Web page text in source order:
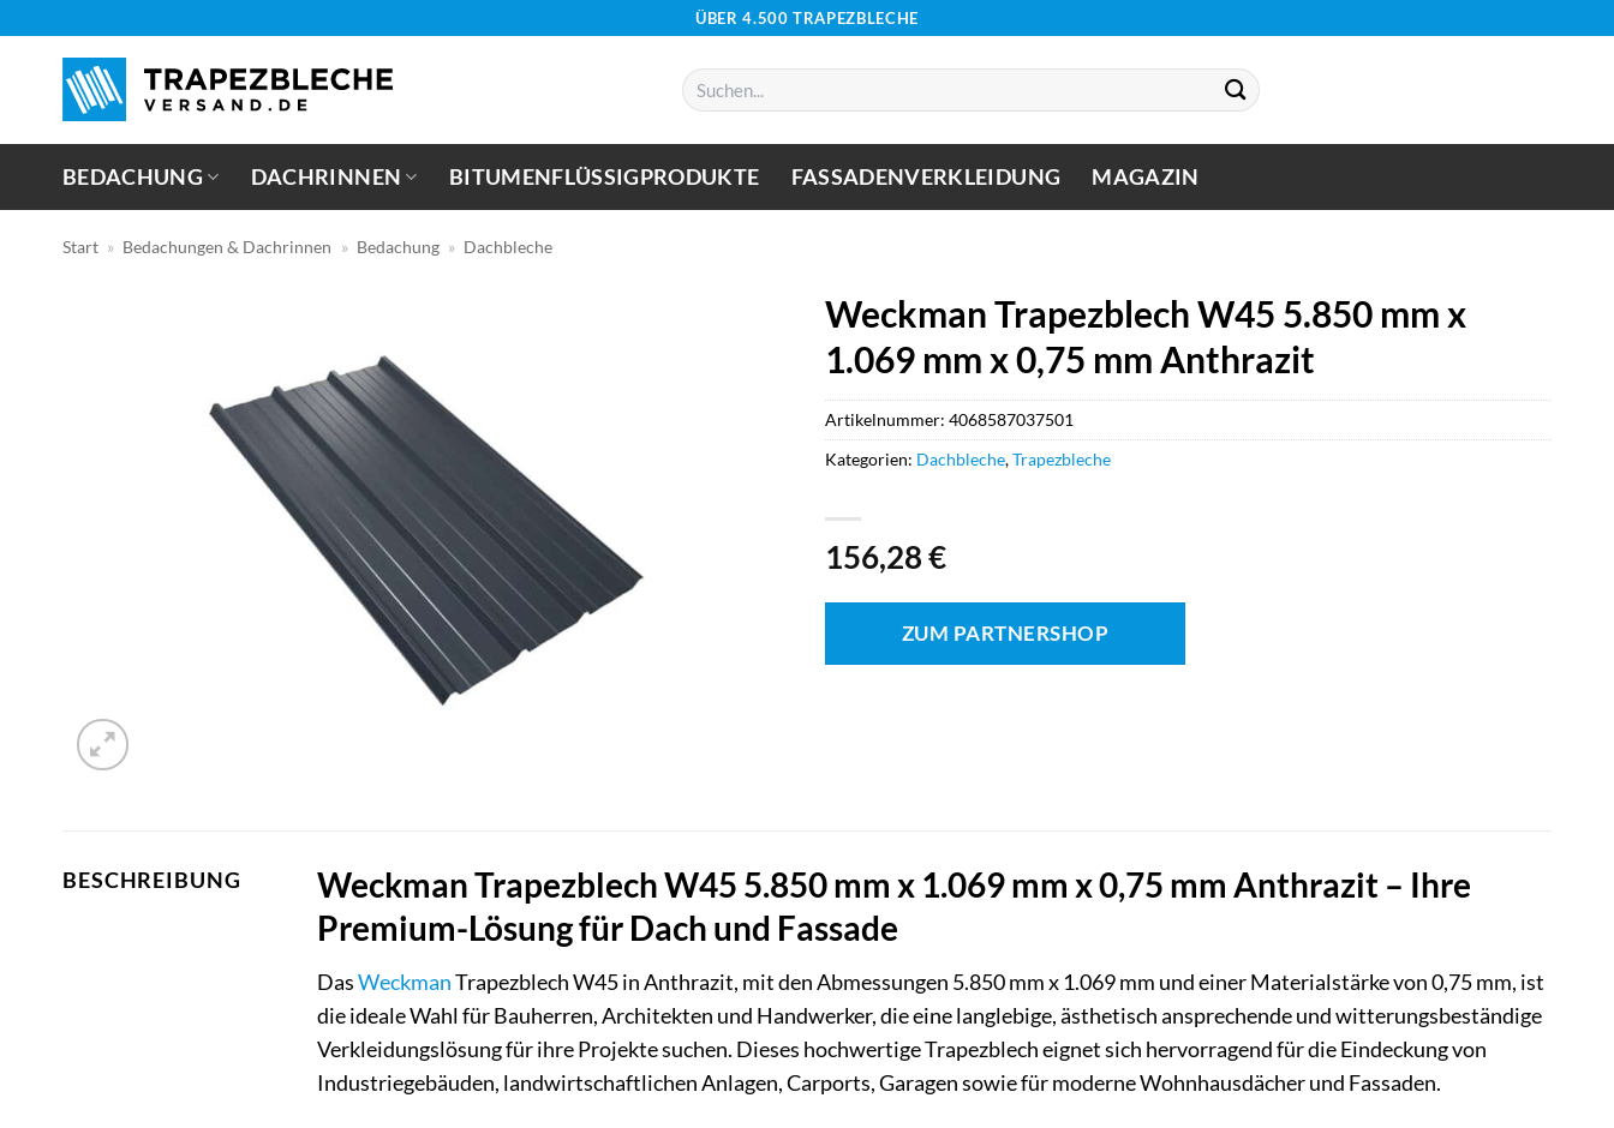
springen
ÜBER 4.500 TRAPEZBLECHE
Suchen
nach:
BEDACHUNG DACHRINNEN BITUMENFLÜSSIGPRODUKTE FASSADENVERKLEIDUNG MAGAZIN
Start » Bedachungen & Dachrinnen » Bedachung » Dachbleche
Weckman Trapezblech W45 5.850 mm x
1.069 mm x 0,75 mm Anthrazit
156,28€
ZUM PARTNERSHOP
Artikelnummer: 4068587037501
Kategorien: Dachbleche,Trapezbleche
BESCHREIBUNG
Weckman Trapezblech W45 5.850 mm x 1.069 mm x 0,75 mm Anthrazit – Ihre
Premium-Lösung für Dach und Fassade
DasWeckmanTrapezblech W45 in Anthrazit, mit den Abmessungen 5.850 mm x 1.069 mm und einer Materialstärke von 0,75 mm, ist
die ideale Wahl für Bauherren, Architekten und Handwerker, die eine langlebige, ästhetisch ansprechende und witterungsbeständige
Verkleidungslösung für ihre Projekte suchen. Dieses hochwertige Trapezblech eignet sich hervorragend für die Eindeckung von
Industriegebäuden, landwirtschaftlichen Anlagen, Carports, Garagen sowie für moderne Wohnhausdächer und Fassaden.